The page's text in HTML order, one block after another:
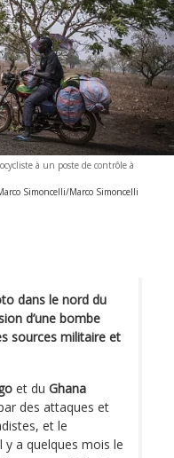
à un poste de contrôle à
Simoncelli/Marco Simoncelli
dans le nord du
d’une bombe
sources militaire et
et du Ghana
des attaques et
et le
a quelques mois le